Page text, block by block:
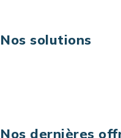
Nos solutions
Nos dernières